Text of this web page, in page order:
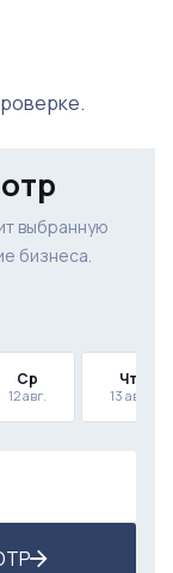
выбранную
бизнеса.
Ср
12 авг.
Чт
13 авг.